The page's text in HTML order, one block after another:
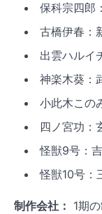
保科宗四郎
古橋伊春：
出雲ハルイ
神楽木葵：
小此木この
四ノ宮功：
怪獣9号：
怪獣10号：
制作会社： 1期